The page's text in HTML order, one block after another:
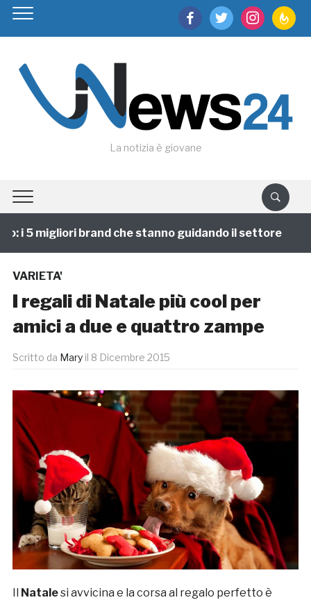
facebooktwitter instagram
La notizia è giovane
i 5 migliori brand che stanno guidando il settore
VARIETA'
I regali di Natale più cool per
amici a due e quattro zampe
Scritto da Mary il 8 Dicembre 2015
Il Natalesi avvicina e la corsa al regalo perfetto è